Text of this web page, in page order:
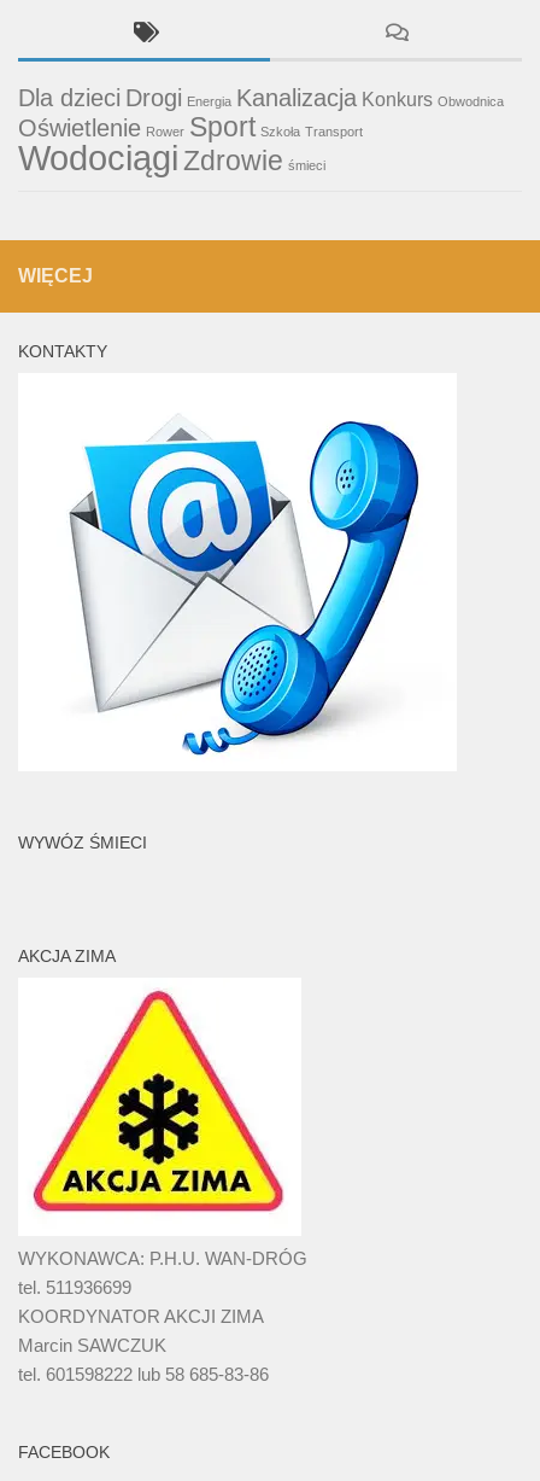
Dla dzieci Drogi Energia Kanalizacja Konkurs Obwodnica
Oświetlenie Rower Sport Szkoła Transport
WodociągiZdrowie śmieci
WIĘCEJ
KONTAKTY
WYWÓZ ŚMIECI
AKCJA ZIMA
WYKONAWCA: P.H.U. WAN-DRÓG
tel. 511936699
KOORDYNATOR AKCJI ZIMA
Marcin SAWCZUK
tel. 601598222 lub 58 685-83-86
FACEBOOK